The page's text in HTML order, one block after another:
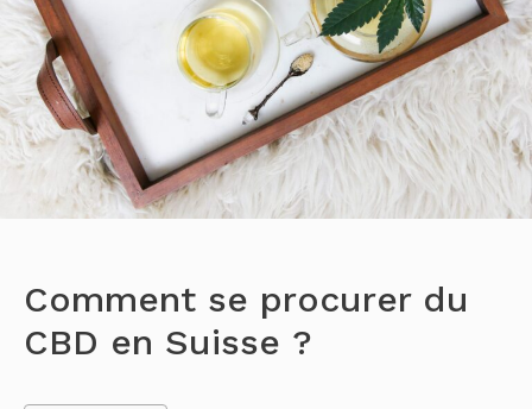
Comment se procurer du
CBD en Suisse ?